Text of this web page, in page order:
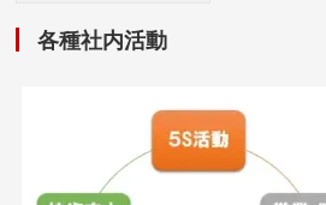
各種社内活動